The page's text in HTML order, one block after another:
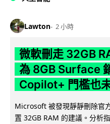
Lawton 2 小時
微軟刪走 32GB
為 8GB Surface
Copilot+ 門檻也
Microsoft 被發現靜靜刪除官
置 32GB RAM 的建議。分析